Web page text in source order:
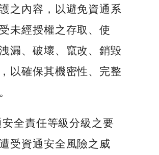
之內容，以避免資通系
未經授權之存取、使
漏、破壞、竄改、銷毀
以確保其機密性、完整
全責任等級分級之要
受資通安全風險之威